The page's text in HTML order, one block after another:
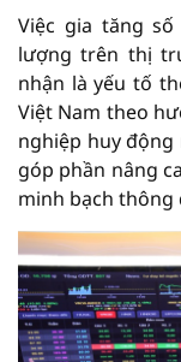
Việc gia tăng
lượng trên thị
nhận là yếu tố
Việt Nam theo
nghiệp huy động
góp phần nâng
minh bạch thông